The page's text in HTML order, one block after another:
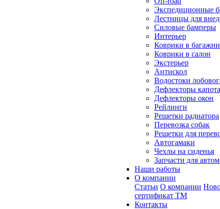
Экспедиционные
Лестницы для
Силовые бамперы
Интерьер
Коврики в
Коврики в салон
Экстерьер
Антискол
Водостоки
Дефлекторы капота
Дефлекторы окон
Рейлинги
Решетки радиатора
Перевозка собак
Решетки для
Автогамаки
Чехлы на сиденья
Запчасти для
Наши работы
О компании
Статьи О компании
сертификат ТМ
Контакты